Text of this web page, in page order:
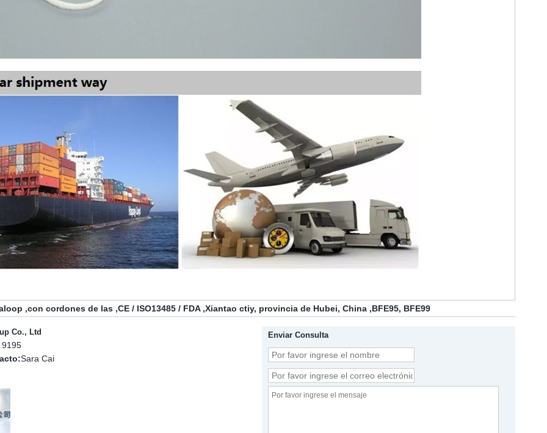
,con cordones de las ,CE / ISO13485 / FDA,Xiantao ctiy, provincia de Hubei, China ,BFE95, BFE99
Co., Ltd
Sara Cai
Enviar Consulta